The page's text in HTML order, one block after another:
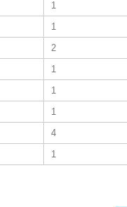
1
1
2
1
1
1
4
1